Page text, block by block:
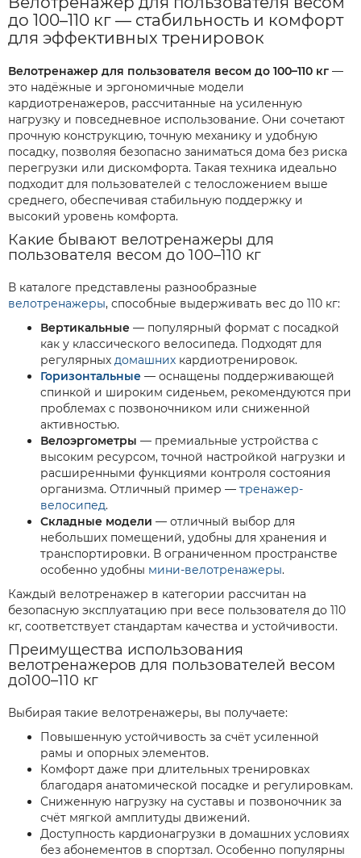
до 100–110 кг — стабильность и комфорт
для эффективных тренировок
Велотренажер для пользователя весом до 100–110 кг —
это надёжные и эргономичные модели
кардиотренажеров, рассчитанные на усиленную
нагрузку и повседневное использование. Они сочетают
прочную конструкцию, точную механику и удобную
посадку, позволяя безопасно заниматься дома без риска
перегрузки или дискомфорта. Такая техника идеально
подходит для пользователей с телосложением выше
среднего, обеспечивая стабильную поддержку и
высокий уровень комфорта.
Какие бывают велотренажеры для
пользователя весом до 100–110 кг
В каталоге представлены разнообразные
велотренажеры, способные выдерживать вес до 110 кг:
Вертикальные — популярный формат с посадкой
как у классического велосипеда. Подходят для
регулярных домашних кардиотренировок.
Горизонтальные — оснащены поддерживающей
спинкой и широким сиденьем, рекомендуются при
проблемах с позвоночником или сниженной
активностью.
Велоэргометры — премиальные устройства с
высоким ресурсом, точной настройкой нагрузки и
расширенными функциями контроля состояния
организма. Отличный пример — тренажер-
велосипед.
Складные модели — отличный выбор для
небольших помещений, удобны для хранения и
транспортировки. В ограниченном пространстве
особенно удобны мини-велотренажеры.
Каждый велотренажер в категории рассчитан на
безопасную эксплуатацию при весе пользователя до 110
кг, соответствует стандартам качества и устойчивости.
Преимущества использования
велотренажеров для пользователей весом
до100–110 кг
Выбирая такие велотренажеры, вы получаете:
Повышенную устойчивость за счёт усиленной
рамы и опорных элементов.
Комфорт даже при длительных тренировках
благодаря анатомической посадке и регулировкам.
Сниженную нагрузку на суставы и позвоночник за
счёт мягкой амплитуды движений.
Доступность кардионагрузки в домашних условиях
без абонементов в спортзал. Особенно популярны